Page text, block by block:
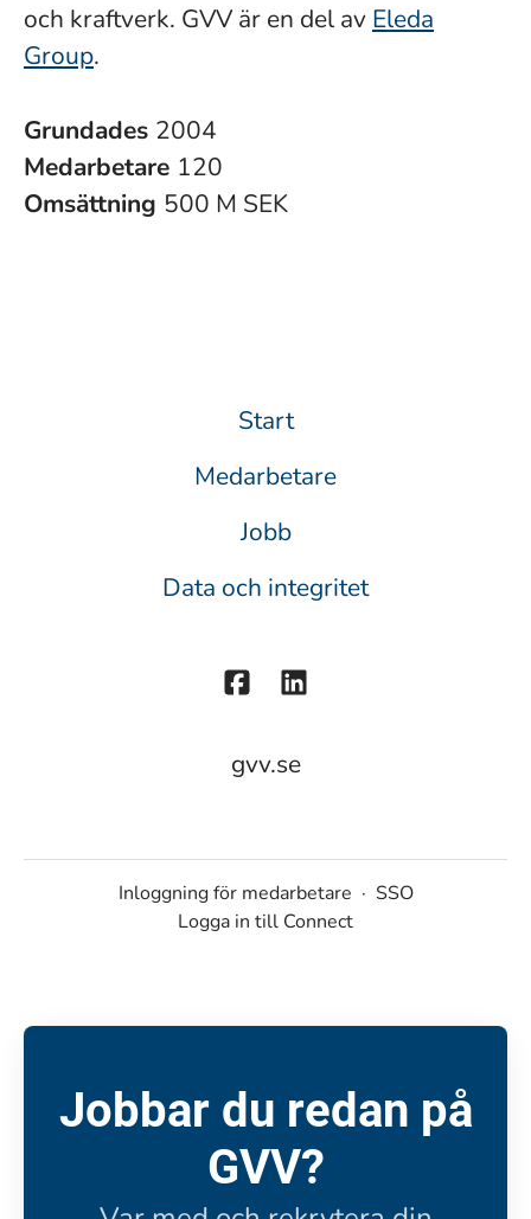
och kraftverk. GVV är en del av Eleda
Group.
Grundades 2004
Medarbetare 120
Omsättning 500 M SEK
Start
Medarbetare
Jobb
Data och integritet
gvv.se
Inloggning för medarbetare · SSO
Logga in till Connect
Jobbar du redan på
GVV?